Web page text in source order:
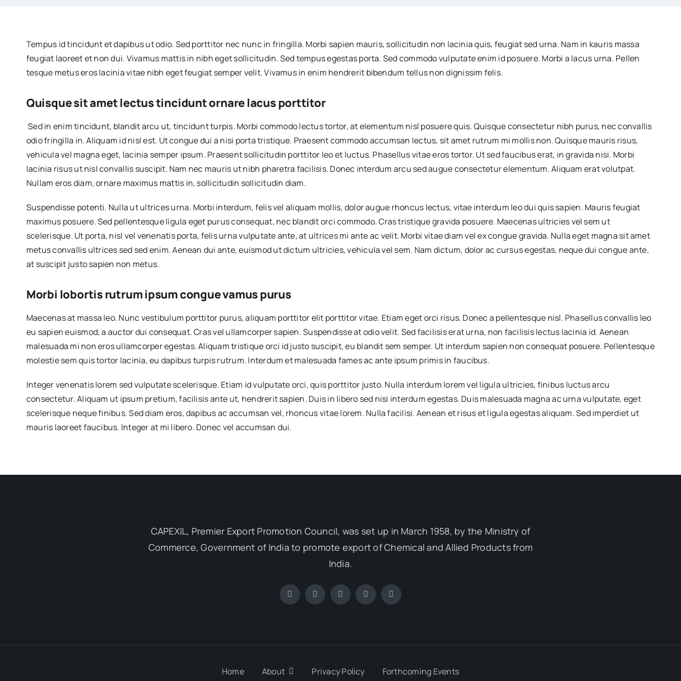
Tempus id tincidunt et dapibus ut odio. Sed porttitor nec nunc in fringilla. Morbi sapien mauris, sollicitudin non lacinia quis, feugiat sed urna. Nam in kauris massa
feugiat laoreet et non dui. Vivamus mattis in nibh eget sollicitudin. Sed tempus egestas porta. Sed commodo vulputate enim id posuere. Morbi a lacus urna. Pellen
tesque metus eros lacinia vitae nibh eget feugiat semper velit. Vivamus in enim hendrerit bibendum tellus non dignissim felis.
Quisque sit amet lectus tincidunt ornare lacus porttitor
Sed in enim tincidunt, blandit arcu ut, tincidunt turpis. Morbi commodo lectus tortor, at elementum nisl posuere quis. Quisque consectetur nibh purus, nec convallis
odio fringilla in. Aliquam id nisl est. Ut congue dui a nisi porta tristique. Praesent commodo accumsan lectus, sit amet rutrum mi mollis non. Quisque mauris risus,
vehicula vel magna eget, lacinia semper ipsum. Praesent sollicitudin porttitor leo et luctus. Phasellus vitae eros tortor. Ut sed faucibus erat, in gravida nisi. Morbi
lacinia risus ut nisl convallis suscipit. Nam nec mauris ut nibh pharetra facilisis. Donec interdum arcu sed augue consectetur elementum. Aliquam erat volutpat.
Nullam eros diam, ornare maximus mattis in, sollicitudin sollicitudin diam.
Suspendisse potenti. Nulla ut ultrices urna. Morbi interdum, felis vel aliquam mollis, dolor augue rhoncus lectus, vitae interdum leo dui quis sapien. Mauris feugiat
maximus posuere. Sed pellentesque ligula eget purus consequat, nec blandit orci commodo. Cras tristique gravida posuere. Maecenas ultricies vel sem ut
scelerisque. Ut porta, nisl vel venenatis porta, felis urna vulputate ante, at ultrices mi ante ac velit. Morbi vitae diam vel ex congue gravida. Nulla eget magna sit amet
metus convallis ultrices sed sed enim. Aenean dui ante, euismod ut dictum ultricies, vehicula vel sem. Nam dictum, dolor ac cursus egestas, neque dui congue ante,
at suscipit justo sapien non metus.
Morbi lobortis rutrum ipsum congue vamus purus
Maecenas at massa leo. Nunc vestibulum porttitor purus, aliquam porttitor elit porttitor vitae. Etiam eget orci risus. Donec a pellentesque nisl. Phasellus convallis leo
eu sapien euismod, a auctor dui consequat. Cras vel ullamcorper sapien. Suspendisse at odio velit. Sed facilisis erat urna, non facilisis lectus lacinia id. Aenean
malesuada mi non eros ullamcorper egestas. Aliquam tristique orci id justo suscipit, eu blandit sem semper. Ut interdum sapien non consequat posuere. Pellentesque
molestie sem quis tortor lacinia, eu dapibus turpis rutrum. Interdum et malesuada fames ac ante ipsum primis in faucibus.
Integer venenatis lorem sed vulputate scelerisque. Etiam id vulputate orci, quis porttitor justo. Nulla interdum lorem vel ligula ultricies, finibus luctus arcu
consectetur. Aliquam ut ipsum pretium, facilisis ante ut, hendrerit sapien. Duis in libero sed nisi interdum egestas. Duis malesuada magna ac urna vulputate, eget
scelerisque neque finibus. Sed diam eros, dapibus ac accumsan vel, rhoncus vitae lorem. Nulla facilisi. Aenean et risus et ligula egestas aliquam. Sed imperdiet ut
mauris laoreet faucibus. Integer at mi libero. Donec vel accumsan dui.
CAPEXIL, Premier Export Promotion Council, was set up in March 1958, by the Ministry of
Commerce, Government of India to promote export of Chemical and Allied Products from
India.
Home About Privacy Policy Forthcoming Events